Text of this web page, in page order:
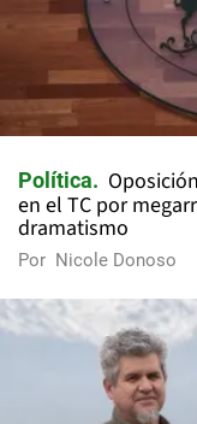
Política
en el TC por
dramatismo
Por Nicole Donoso